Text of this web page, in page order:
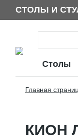
СТОЛЫ И
Столы
Главная
КИОН